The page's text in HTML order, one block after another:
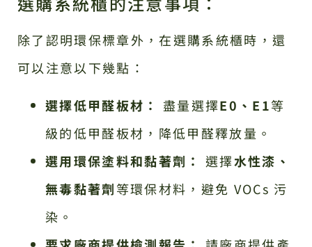
除了認明環保標章外，在選購系統櫃時，還
可以注意以下幾點：
選擇低甲醛板材： 盡量選擇E0、E1等
級的低甲醛板材，降低甲醛釋放量。
選用環保塗料和黏著劑：
選擇水性漆、
無毒黏著劑等環保材料，避免 VOCs 污
染。